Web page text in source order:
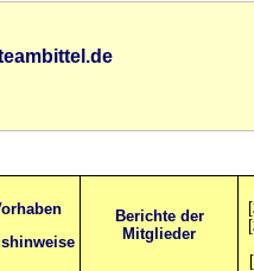
Berichte der
Mitglieder
[
[
[